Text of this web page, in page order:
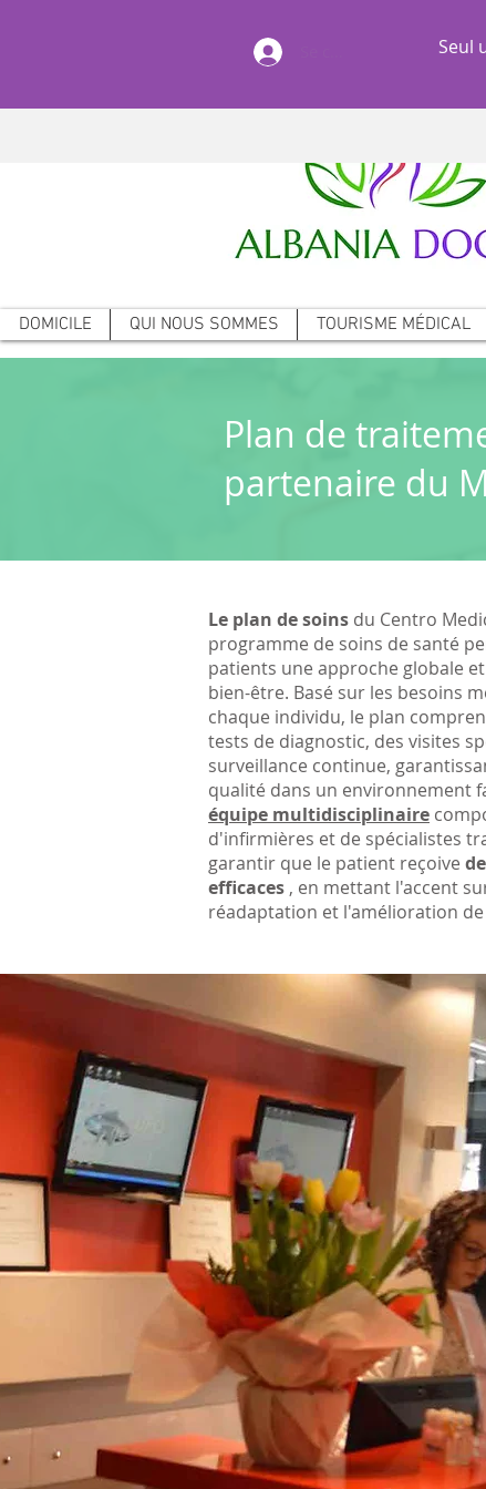
Seul
DOMICILE QUI NOUS SOMMES TOURISME MÉDICAL
Plan de
partenaire du
Le plan de soins du Centro
programme de soins de santé
patients une approche globale
bien-être. Basé sur les besoins
chaque individu, le plan
tests de diagnostic, des visites
surveillance continue,
qualité dans un environnement
équipe multidisciplinaire
d'infirmières et de spécialistes
garantir que le patient reçoive
efficaces , en mettant l'accent
réadaptation et l'amélioration de